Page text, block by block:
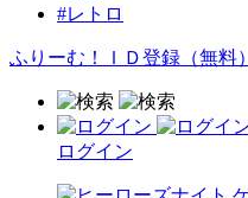
#レトロ
ふりーむ！ＩＤ登録（無料）
ログイン